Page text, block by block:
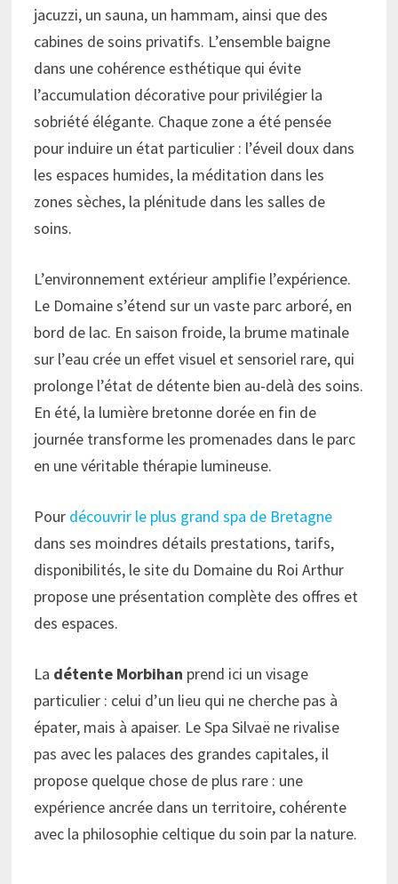
jacuzzi, un sauna, un hammam, ainsi que des
cabines de soins privatifs. L’ensemble baigne
dans une cohérence esthétique qui évite
l’accumulation décorative pour privilégier la
sobriété élégante. Chaque zone a été pensée
pour induire un état particulier : l’éveil doux dans
les espaces humides, la méditation dans les
zones sèches, la plénitude dans les salles de
soins.
L’environnement extérieur amplifie l’expérience.
Le Domaine s’étend sur un vaste parc arboré, en
bord de lac. En saison froide, la brume matinale
sur l’eau crée un effet visuel et sensoriel rare, qui
prolonge l’état de détente bien au-delà des soins.
En été, la lumière bretonne dorée en fin de
journée transforme les promenades dans le parc
en une véritable thérapie lumineuse.
Pour découvrir le plus grand spa de Bretagne
dans ses moindres détails prestations, tarifs,
disponibilités, le site du Domaine du Roi Arthur
propose une présentation complète des offres et
des espaces.
La détente Morbihan prend ici un visage
particulier : celui d’un lieu qui ne cherche pas à
épater, mais à apaiser. Le Spa Silvaë ne rivalise
pas avec les palaces des grandes capitales, il
propose quelque chose de plus rare : une
expérience ancrée dans un territoire, cohérente
avec la philosophie celtique du soin par la nature.